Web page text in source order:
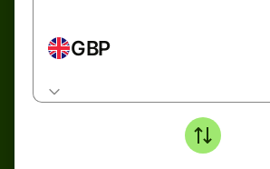
GBP